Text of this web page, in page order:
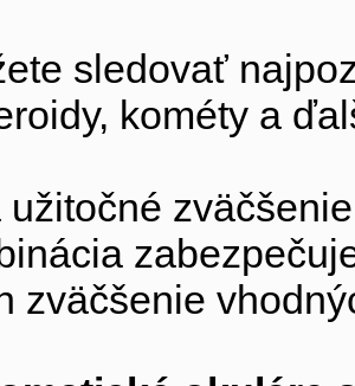
sledovať
kométy a
užitočné
zväčšenie